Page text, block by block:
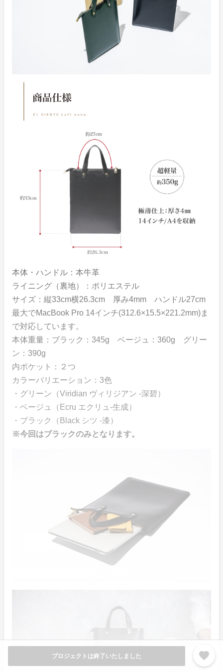
プロジェクトは終了いたしました favorite
本体・ハンドル：本牛革
ライニング（裏地）：ポリエステル
サイズ：縦33cm横26.3cm 厚み4mm ハンドル27cm
最大でMacBook Pro 14インチ(312.6×15.5×221.2mm)ま
で対応しています。
本体重量：ブラック：345g ベージュ：360g グリー
ン：390g
内ポケット：２つ
カラーバリエーション：3色
・グリーン（Viridian ヴィリジアン -深碧）
・ベージュ（Ecru エクリュ-生成）
・ブラック（Black シツ -漆）
※今回はブラックのみとなります。